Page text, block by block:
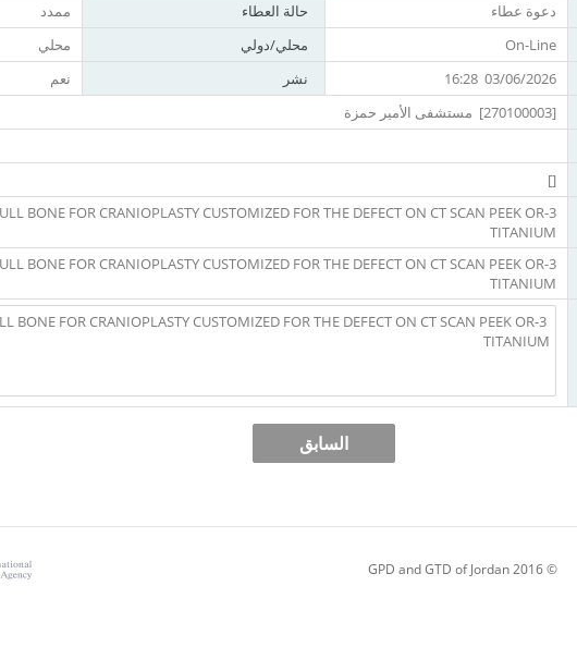
دعوة عطاء حالة العطاء
ممدد
On-Line محلي/دولي
محلي
03/06/2026 16:28 نشر
نعم
[270100003] مستشفى الأمير حمزة
[]
BONE FOR CRANIOPLASTY CUSTOMIZED FOR THE DEFECT ON CT SCAN PEEK OR
TITANIUM
BONE FOR CRANIOPLASTY CUSTOMIZED FOR THE DEFECT ON CT SCAN PEEK OR
TITANIUM
© 2016 GPD and GTD of Jordan